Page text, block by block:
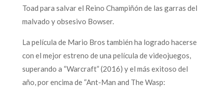
Toad para salvar el Reino Champiñón de las garras del
malvado y obsesivo Bowser.
La película de Mario Bros también ha logrado hacerse
con el mejor estreno de una película de videojuegos,
superando a “Warcraft” (2016) y el más exitoso del
año, por encima de “Ant-Man and The Wasp: